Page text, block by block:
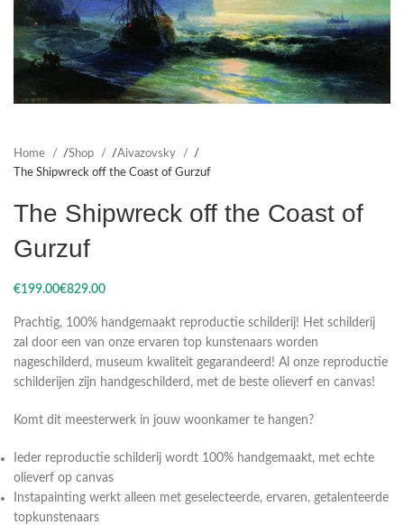
Home Shop
Aivazovsky
The Shipwreck off the Coast of Gurzuf
The Shipwreck off the Coast of
Gurzuf
€ €
Prachtig, 100% handgemaakt reproductie schilderij! Het schilderij
zal door een van onze ervaren top kunstenaars worden
nageschilderd, museum kwaliteit gegarandeerd! Al onze reproductie
schilderijen zijn handgeschilderd, met de beste olieverf en canvas!
Komt dit meesterwerk in jouw woonkamer te hangen?
Ieder reproductie schilderij wordt 100% handgemaakt, met echte
olieverf op canvas
Instapainting werkt alleen met geselecteerde, ervaren, getalenteerde
topkunstenaars